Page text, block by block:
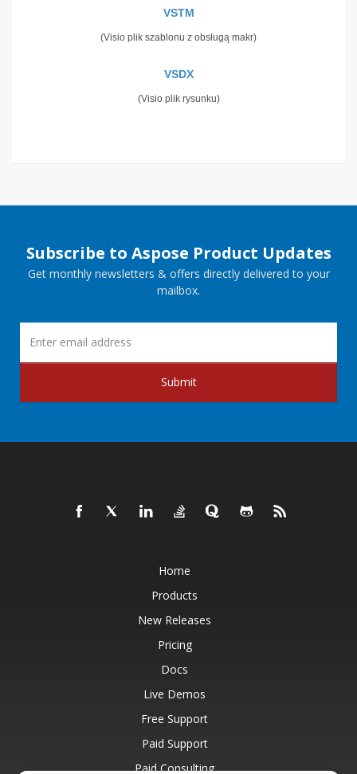
VSTM
(Visio plik szablonu z obsługą makr)
VSDX
(Visio plik rysunku)
Subscribe to Aspose Product Updates
Get monthly newsletters & offers directly delivered to your
mailbox.
Submit
Home
Products
New Releases
Pricing
Docs
Live Demos
Free Support
Paid Support
Paid Consulting